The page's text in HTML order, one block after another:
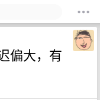
偏大，有